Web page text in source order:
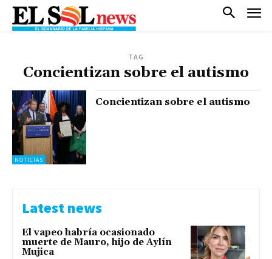
TAG
Concientizan sobre el autismo
NOTICIAS
Concientizan sobre el autismo
Latest news
El vapeo habría ocasionado
muerte de Mauro, hijo de Aylín
Mujica